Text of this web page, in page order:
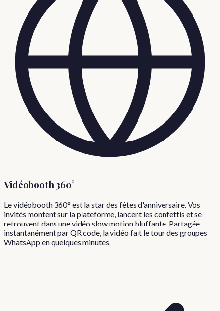
Vidéobooth 360°
Le vidéobooth 360° est la star des fêtes d'anniversaire. Vos
invités montent sur la plateforme, lancent les confettis et se
retrouvent dans une vidéo slow motion bluffante. Partagée
instantanément par QR code, la vidéo fait le tour des groupes
WhatsApp en quelques minutes.